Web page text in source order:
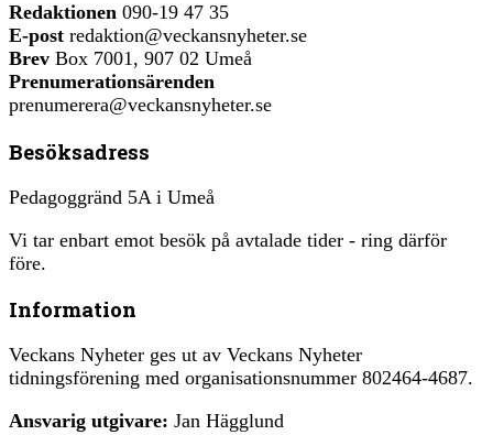
Redaktionen 090-19 47 35
E-post redaktion@veckansnyheter.se
Brev Box 7001, 907 02 Umeå
Prenumerationsärenden
prenumerera@veckansnyheter.se
Besöksadress
Pedagoggränd 5A i Umeå
Vi tar enbart emot besök på avtalade tider - ring därför
före.
Information
Veckans Nyheter ges ut av Veckans Nyheter
tidningsförening med organisationsnummer 802464-4687.
Ansvarig utgivare: Jan Hägglund